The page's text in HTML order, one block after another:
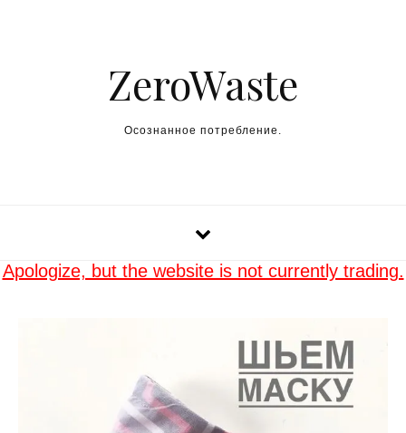
ZeroWaste
Осознанное потребление.
Apologize, but the website is not currently trading.